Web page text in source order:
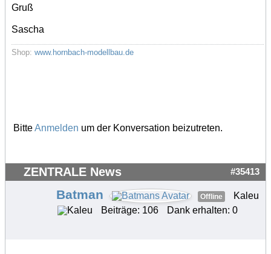
Gruß
Sascha
Shop: www.hornbach-modellbau.de
BitteAnmelden um der Konversation beizutreten.
ZENTRALE News #35413
Batman Offline
Kaleu
Beiträge: 106
Dank erhalten: 0